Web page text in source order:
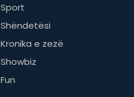
Sport
Shëndetësi
Kronika e zezë
Showbiz
Fun